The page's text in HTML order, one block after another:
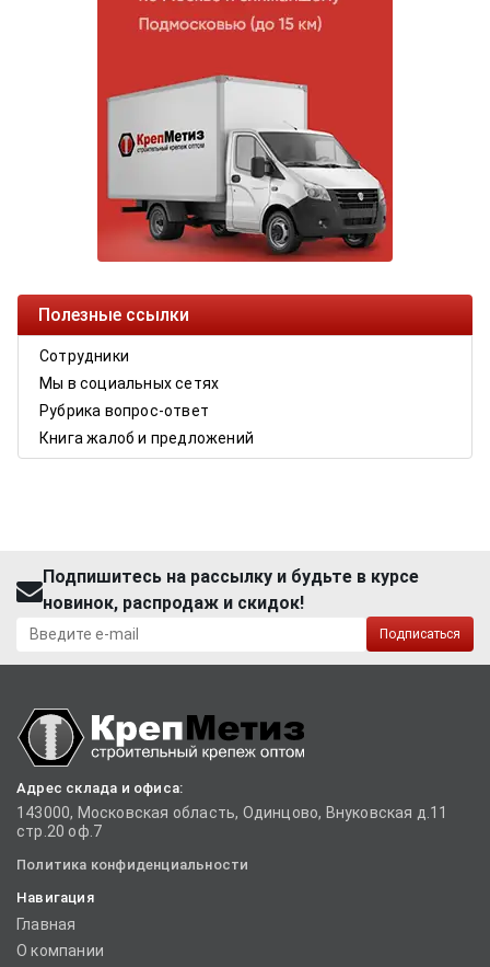
Полезные ссылки
Сотрудники
Мы в социальных сетях
Рубрика вопрос-ответ
Книга жалоб и предложений
Подпишитесь на рассылку и будьте в курсе
новинок, распродаж и скидок!
Подписаться
Адрес склада и офиса:
143000, Московская область, Одинцово, Внуковская д.11
стр.20 оф.7
Политика конфиденциальности
Навигация
Главная
О компании